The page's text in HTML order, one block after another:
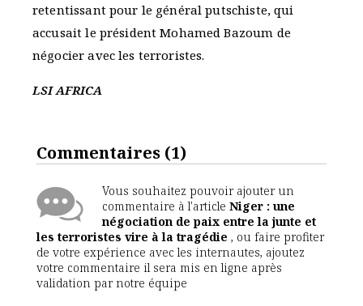
retentissant pour le général putschiste, qui
accusait le président Mohamed Bazoum de
négocier avec les terroristes.
LSI AFRICA
Commentaires (1)
Vous souhaitez pouvoir ajouter un
commentaire à l'article Niger : une
négociation de paix entre la junte et
les terroristes vire à la tragédie , ou faire profiter
de votre expérience avec les internautes, ajoutez
votre commentaire il sera mis en ligne après
validation par notre équipe